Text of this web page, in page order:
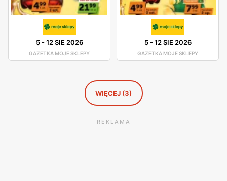
5-12 SIE 2026
GAZETKA MOJE SKLEPY
5-12 SIE 2026
GAZETKA MOJE SKLEPY
WIĘCEJ (3)
REKLAMA